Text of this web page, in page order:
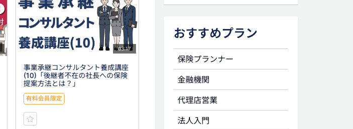
03:17
事業承継コンサルタント養成講座
(10)「後継者不在の社長への保険
提案方法とは？」
有料会員限定
おすすめプラン
保険プランナー
金融機関
代理店営業
法人入門